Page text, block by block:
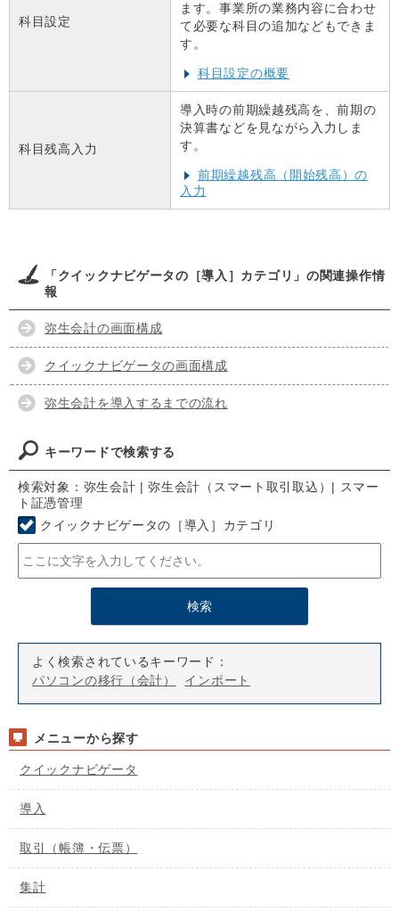
科目設定
ます。事業所の業務内容に合わせ
て必要な科目の追加などもできま
す。
科目設定の概要
科目残高入力
導入時の前期繰越残高を、前期の
決算書などを見ながら入力しま
す。
前期繰越残高（開始残高）の
入力
「クイックナビゲータの［導入］カテゴリ」の関連操作情
報
弥生会計の画面構成
クイックナビゲータの画面構成
弥生会計を導入するまでの流れ
キーワードで検索する
検索対象：弥生会計 | 弥生会計（スマート取引取込）| スマー
ト証憑管理
クイックナビゲータの［導入］カテゴリ
よく検索されているキーワード：
パソコンの移行（会計）
インポート
メニューから探す
クイックナビゲータ
導入
取引（帳簿・伝票）
集計